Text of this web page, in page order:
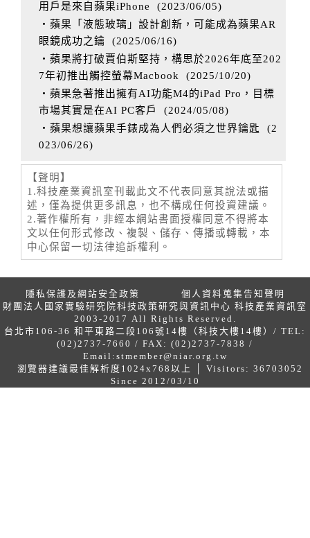
用戶是來自蘋果iPhone
(2023/06/05)
‧蘋果「液態玻璃」設計創新，可能成為蘋果AR
眼鏡成功之鑰 (2025/06/16)
‧蘋果將打破賈伯斯堅持，構思於2026年底至202
7年初推出觸控螢幕Macbook
(2025/10/20)
‧蘋果急著推出擁有AI功能M4的iPad Pro，目標
市場其實是在AI PC客戶
(2024/05/08)
‧蘋果想讓蘋果手錶成為人們必須之世界鑰匙
(2
023/06/26)
【聲明】
1.科技產業資訊室刊載此文不代表同意其說法或描
述，僅為提供更多訊息，也不構成任何投資建議。
2.著作權所有，非經本網站書面授權同意不得將本
文以任何形式修改、複製、儲存、傳播或轉載，本
中心保留一切法律追訴權利。
隱私保護及網站安全政策
個人資料蒐集告知聲明
財團法人國家實驗研究院科技政策研究與資訊中心 科技產業資訊室
2003-2017 All Rights Reserved.
台北市106-36 和平東路二段106號14樓（科技大樓14樓）/ TEL:
(02)2737-7660 / FAX: (02)2737-7838 /
Email: stmember@niar.org.tw
瀏覽器建議最佳解析度1024x768以上 │ Visitors: 36703052
Since 2012/03/10